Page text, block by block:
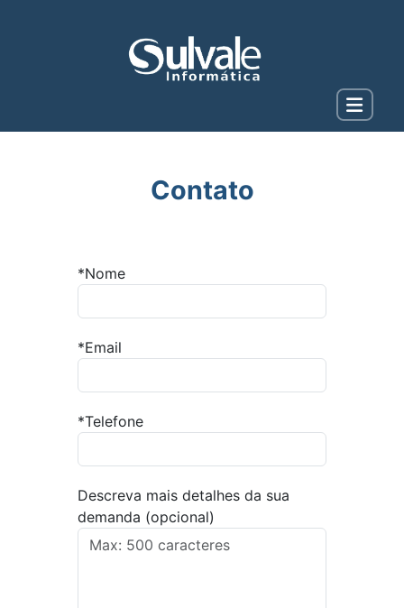
Contato
*Nome
*Email
*Telefone
Descreva mais detalhes da sua
demanda (opcional)